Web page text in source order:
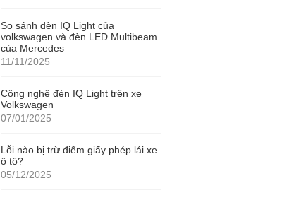
So sánh đèn IQ Light của
volkswagen và đèn LED Multibeam
của Mercedes
11/11/2025
Công nghệ đèn IQ Light trên xe
Volkswagen
07/01/2025
Lỗi nào bị trừ điểm giấy phép lái xe
ô tô?
05/12/2025